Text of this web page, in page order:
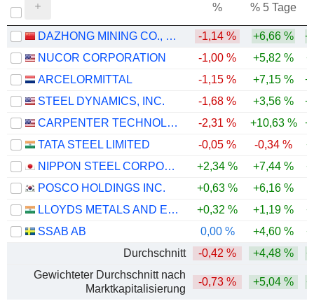
% % 5 Tage
DAZHONG MINING CO., LTD. -1,14 % +6,66 %
NUCOR CORPORATION
-1,00 % +5,82 %
ARCELORMITTAL
-1,15 % +7,15 %
STEEL DYNAMICS, INC.
-1,68 % +3,56 %
CARPENTER TECHNOLOGY CORPORATION
-2,31 % +10,63 %
TATA STEEL LIMITED
-0,05 % -0,34 %
NIPPON STEEL CORPORATION
+2,34 % +7,44 %
POSCO HOLDINGS INC.
+0,63 % +6,16 %
LLOYDS METALS AND ENERGY LIMITED
+0,32 % +1,19 %
SSAB AB
0,00 % +4,60 %
Durchschnitt
-0,42 % +4,48 %
Gewichteter Durchschnitt nach
Marktkapitalisierung
-0,73 % +5,04 %